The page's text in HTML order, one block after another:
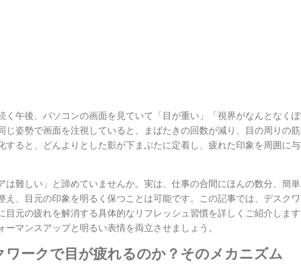
く午後、パソコンの画面を見ていて「目が重い」「視界がなんとなく
じ姿勢で画面を注視していると、まばたきの回数が減り、目の周りの
すると、どんよりとした影が下まぶたに定着し、疲れた印象を周囲に
は難しい」と諦めていませんか。実は、仕事の合間にほんの数分、簡
え、目元の印象を明るく保つことは可能です。この記事では、デスク
目元の疲れを解消する具体的なリフレッシュ習慣を詳しくご紹介しま
ーマンスアップと明るい表情を両立させましょう。
ワークで目が疲れるのか？そのメカニズム